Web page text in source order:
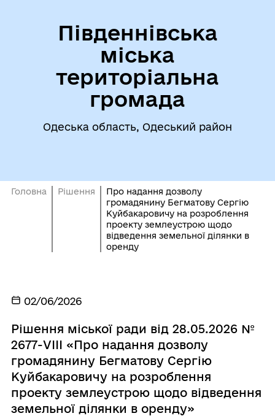
Південнівська
міська
територіальна
громада
Одеська область, Одеський район
Головна Рішення
Про надання дозволу
громадянину Бегматову Сергію
Куйбакаровичу на розроблення
проекту землеустрою щодо
відведення земельної ділянки в
оренду
02/06/2026
Рішення міської ради від 28.05.2026 №
2677-VІІІ «Про надання дозволу
громадянину Бегматову Сергію
Куйбакаровичу на розроблення
проекту землеустрою щодо відведення
земельної ділянки в оренду»